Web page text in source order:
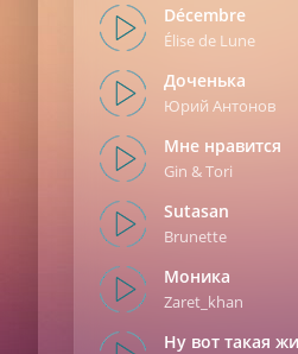
Décembre
Élise de Lune
Доченька
Юрий Антонов
Мне нравится
Gin & Tori
Sutasan
Brunette
Моника
Zaret_khan
Ну вот такая